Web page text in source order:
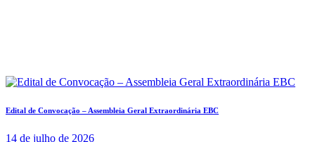
Edital de Convocação – Assembleia Geral Extraordinária EBC
14 de julho de 2026